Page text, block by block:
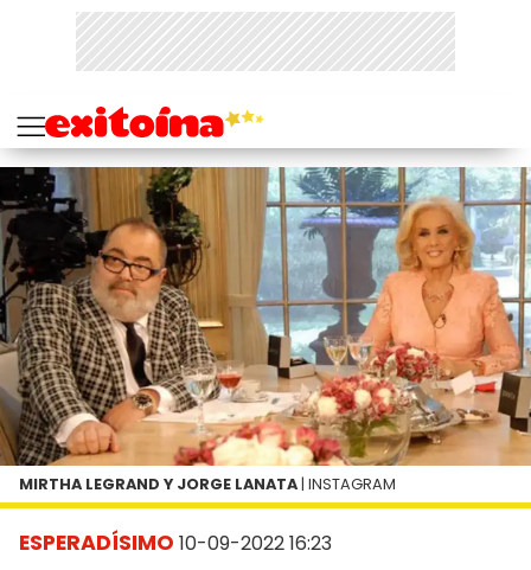
ESPERADÍSIMO 10-09-2022 16:23
MIRTHA LEGRAND Y JORGE LANATA | INSTAGRAM